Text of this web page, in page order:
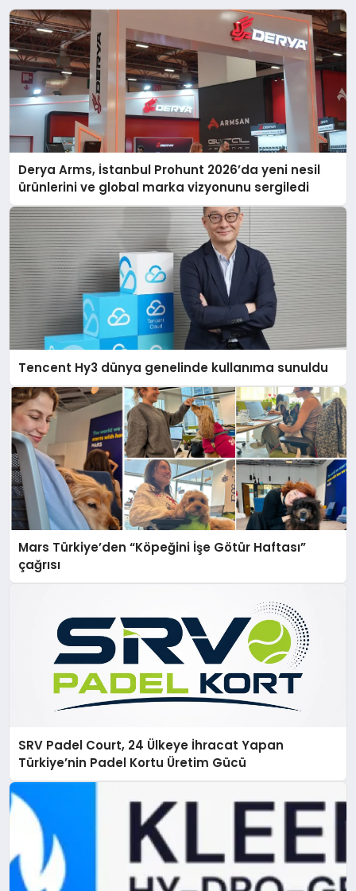
Derya Arms, İstanbul Prohunt 2026’da yeni nesil
ürünlerini ve global marka vizyonunu sergiledi
Tencent Hy3 dünya genelinde kullanıma sunuldu
Mars Türkiye’den “Köpeğini İşe Götür Haftası”
çağrısı
SRV Padel Court, 24 Ülkeye İhracat Yapan
Türkiye’nin Padel Kortu Üretim Gücü